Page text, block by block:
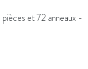
et 72 anneaux -